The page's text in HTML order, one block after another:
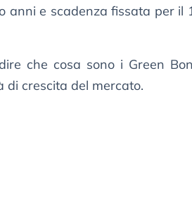
anni e scadenza fissata per il
che cosa sono i Green
di crescita del mercato.